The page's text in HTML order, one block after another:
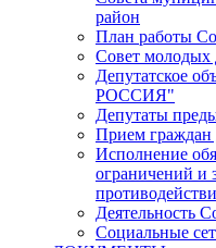
район
План работы
Совет молодых
Депутатское
РОССИЯ"
Депутаты
Прием граждан
Исполнение
ограничений и
Деятельность
Социальные